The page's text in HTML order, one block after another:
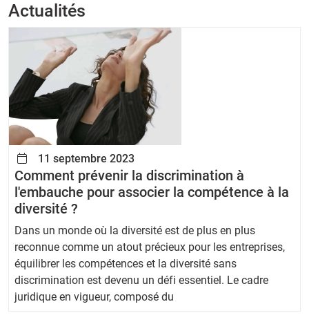
Actualités
11 septembre 2023
Comment prévenir la discrimination à
l'embauche pour associer la compétence à la
diversité ?
Dans un monde où la diversité est de plus en plus
reconnue comme un atout précieux pour les entreprises,
équilibrer les compétences et la diversité sans
discrimination est devenu un défi essentiel. Le cadre
juridique en vigueur, composé du